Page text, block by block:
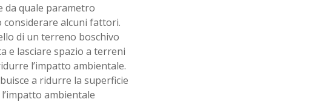
da quale parametro
alcuni fattori.
di un terreno boschivo
e lasciare spazio a terreni
l’impatto ambientale.
a ridurre la superficie
ambientale